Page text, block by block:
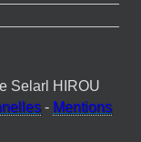
Selarl HIROU
- Mentions